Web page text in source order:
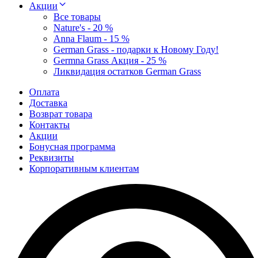
Акции
Все товары
Nature's - 20 %
Anna Flaum - 15 %
German Grass - подарки к Новому Году!
Germna Grass Акция - 25 %
Ликвидация остатков German Grass
Оплата
Доставка
Возврат товара
Контакты
Акции
Бонусная программа
Реквизиты
Корпоративным клиентам